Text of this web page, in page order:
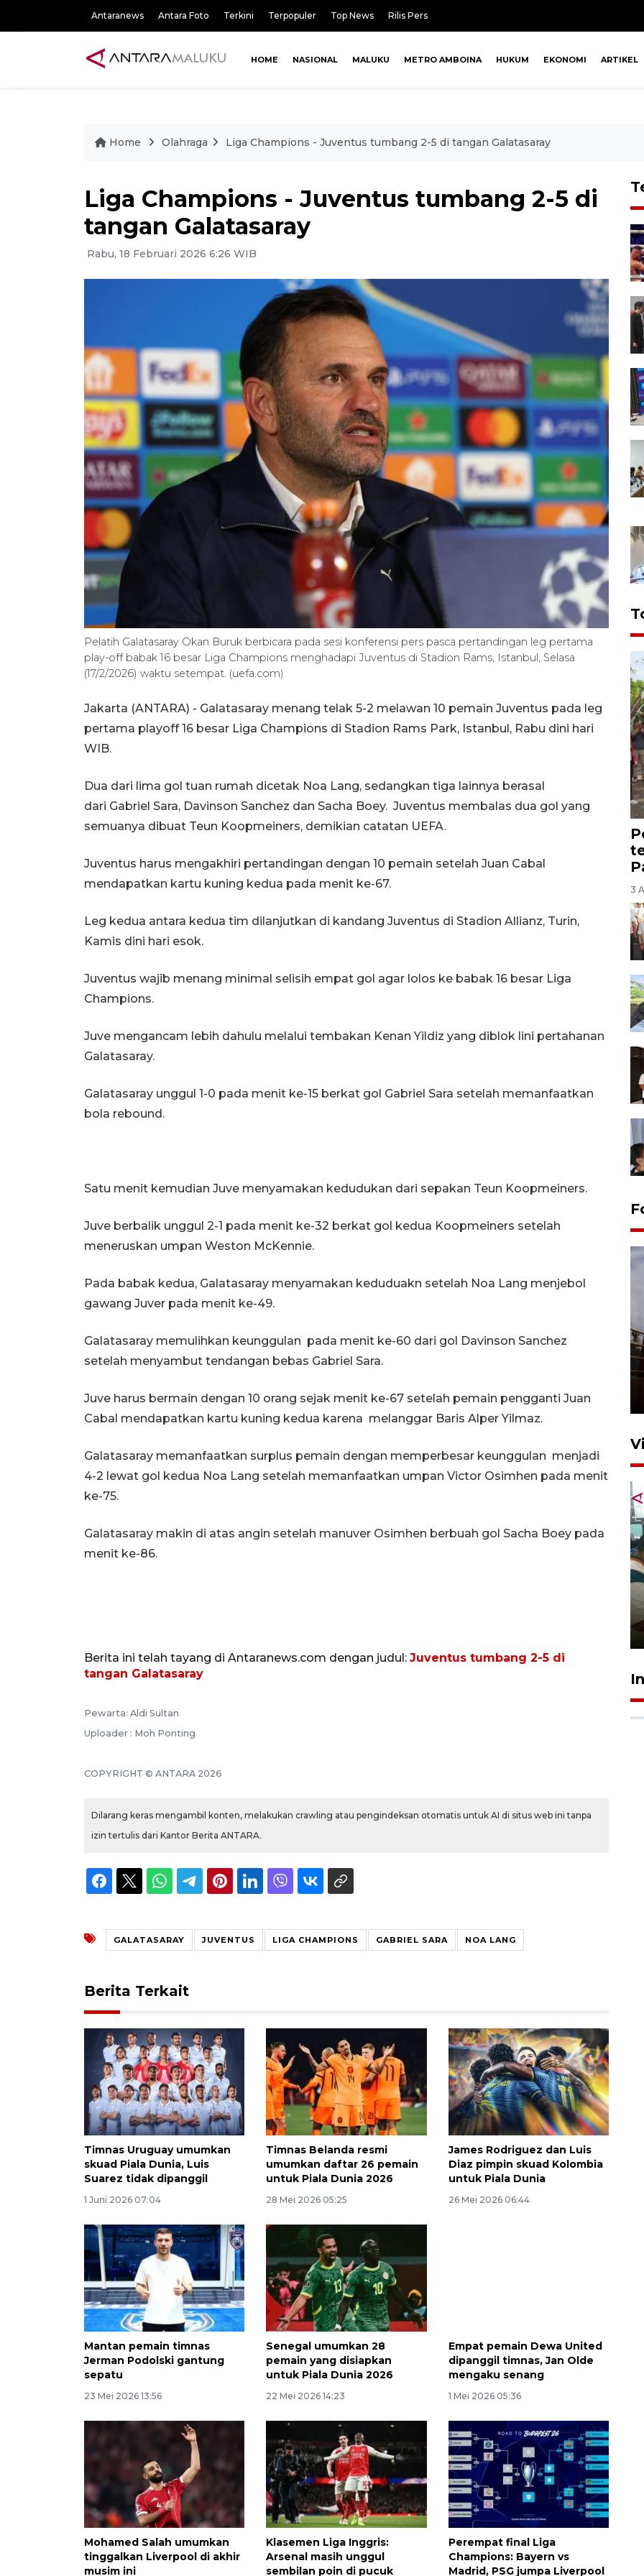
Antaranews Antara Foto Terkini Terpopuler Top News Rilis Pers
HOME NASIONAL MALUKU METRO AMBOINA HUKUM EKONOMI ARTIKEL
Home Olahraga Liga Champions - Juventus tumbang 2-5 di tangan Galatasaray
Liga Champions - Juventus tumbang 2-5 di
tangan Galatasaray
Rabu, 18 Februari 2026 6:26 WIB
Pelatih Galatasaray Okan Buruk berbicara pada sesi konferensi pers pasca pertandingan leg pertama
play-off babak 16 besar Liga Champions menghadapi Juventus di Stadion Rams, Istanbul, Selasa
(17/2/2026) waktu setempat. (uefa.com)
Jakarta (ANTARA) - Galatasaray menang telak 5-2 melawan 10 pemain Juventus pada leg
pertama playoff 16 besar Liga Champions di Stadion Rams Park, Istanbul, Rabu dini hari
WIB.
Dua dari lima gol tuan rumah dicetak Noa Lang, sedangkan tiga lainnya berasal
dari Gabriel Sara, Davinson Sanchez dan Sacha Boey. Juventus membalas dua gol yang
semuanya dibuat Teun Koopmeiners, demikian catatan UEFA.
Juventus harus mengakhiri pertandingan dengan 10 pemain setelah Juan Cabal
mendapatkan kartu kuning kedua pada menit ke-67.
Leg kedua antara kedua tim dilanjutkan di kandang Juventus di Stadion Allianz, Turin,
Kamis dini hari esok.
Juventus wajib menang minimal selisih empat gol agar lolos ke babak 16 besar Liga
Champions.
Juve mengancam lebih dahulu melalui tembakan Kenan Yildiz yang diblok lini pertahanan
Galatasaray.
Galatasaray unggul 1-0 pada menit ke-15 berkat gol Gabriel Sara setelah memanfaatkan
bola rebound.
Satu menit kemudian Juve menyamakan kedudukan dari sepakan Teun Koopmeiners.
Juve berbalik unggul 2-1 pada menit ke-32 berkat gol kedua Koopmeiners setelah
meneruskan umpan Weston McKennie.
Pada babak kedua, Galatasaray menyamakan keduduakn setelah Noa Lang menjebol
gawang Juver pada menit ke-49.
Galatasaray memulihkan keunggulan pada menit ke-60 dari gol Davinson Sanchez
setelah menyambut tendangan bebas Gabriel Sara.
Juve harus bermain dengan 10 orang sejak menit ke-67 setelah pemain pengganti Juan
Cabal mendapatkan kartu kuning kedua karena melanggar Baris Alper Yilmaz.
Galatasaray memanfaatkan surplus pemain dengan memperbesar keunggulan menjadi
4-2 lewat gol kedua Noa Lang setelah memanfaatkan umpan Victor Osimhen pada menit
ke-75.
Galatasaray makin di atas angin setelah manuver Osimhen berbuah gol Sacha Boey pada
menit ke-86.
Berita ini telah tayang di Antaranews.com dengan judul: Juventus tumbang 2-5 di
tangan Galatasaray
Pewarta: Aldi Sultan
Uploader : Moh Ponting
COPYRIGHT © ANTARA 2026
Dilarang keras mengambil konten, melakukan crawling atau pengindeksan otomatis untuk AI di situs web ini tanpa
izin tertulis dari Kantor Berita ANTARA.
GALATASARAY JUVENTUS LIGA CHAMPIONS GABRIEL SARA NOA LANG
Berita Terkait
Timnas Uruguay umumkan
skuad Piala Dunia, Luis
Suarez tidak dipanggil
1 Juni 2026 07:04
Timnas Belanda resmi
umumkan daftar 26 pemain
untuk Piala Dunia 2026
28 Mei 2026 05:25
James Rodriguez dan Luis
Diaz pimpin skuad Kolombia
untuk Piala Dunia
26 Mei 2026 06:44
Mantan pemain timnas
Jerman Podolski gantung
sepatu
23 Mei 2026 13:56
Senegal umumkan 28
pemain yang disiapkan
untuk Piala Dunia 2026
22 Mei 2026 14:23
Empat pemain Dewa United
dipanggil timnas, Jan Olde
mengaku senang
1 Mei 2026 05:36
Mohamed Salah umumkan
tinggalkan Liverpool di akhir
musim ini
Klasemen Liga Inggris:
Arsenal masih unggul
sembilan poin di pucuk
Perempat final Liga
Champions: Bayern vs
Madrid, PSG jumpa Liverpool
3
5 Mei 2026 05:32
Ekonomi triwulan II-2026
tumbuh 5,29 persen
2026-08-06 18:45:00